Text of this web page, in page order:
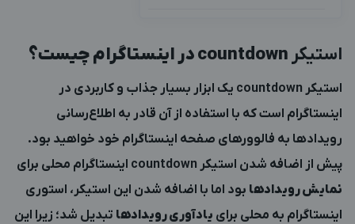
استیکر countdownدر اینستاگرام چیست؟
استیکر countdown یک ابزار بسیار جذاب و کاربردی در
اینستاگرام است که با استفاده از آن قادر به اطلاع‌رسانی
رویدادها به فالوورهای صفحه اینستاگرام خود خواهید بود.
پیش از اضافه شدن استیکر countdown اینستاگرام محلی برای
نمایش رویدادها بود اما با اضافه شدن این استیکر، استوری
اینستاگرام به محلی برای یادآوری رویدادها تبدیل شد؛ زیرا این